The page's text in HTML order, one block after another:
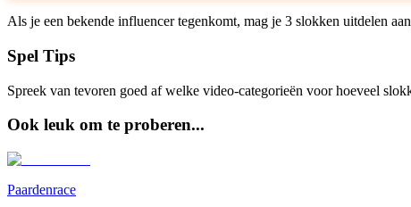
Als je een bekende influencer tegenkomt, mag je 3 slokken uitdelen
Spel Tips
Spreek van tevoren goed af welke video-categorieën voor hoeveel
Ook leuk om te proberen...
Paardenrace